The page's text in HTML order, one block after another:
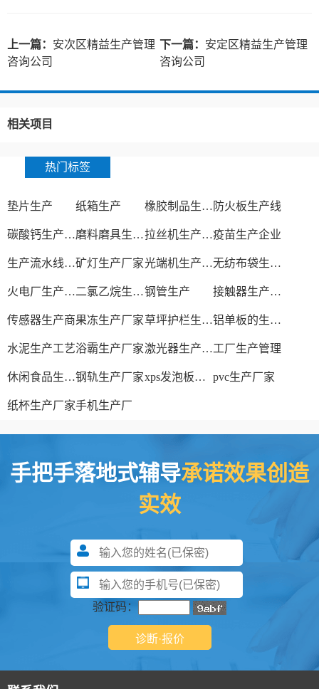
上一篇： 安次区精益生产管理
咨询公司
下一篇： 安定区精益生产管理
咨询公司
相关项目
热门标签
垫片生产 纸箱生产 橡胶制品生产厂 防火板生产线
碳酸钙生产设备 磨料磨具生产厂家 拉丝机生产厂家疫苗生产企业
生产流水线设备矿灯生产厂家 光端机生产厂家 无纺布袋生产厂家
火电厂生产过程 二氯乙烷生产厂家钢管生产 接触器生产厂家
传感器生产商果冻生产厂家 草坪护栏生产厂家 铝单板的生产厂家
水泥生产工艺浴霸生产厂家 激光器生产厂家工厂生产管理
休闲食品生产线钢轨生产厂家 xps发泡板材生产线 pvc生产厂家
纸杯生产厂家手机生产厂
手把手落地式辅导承诺效果创造
实效
验证码：